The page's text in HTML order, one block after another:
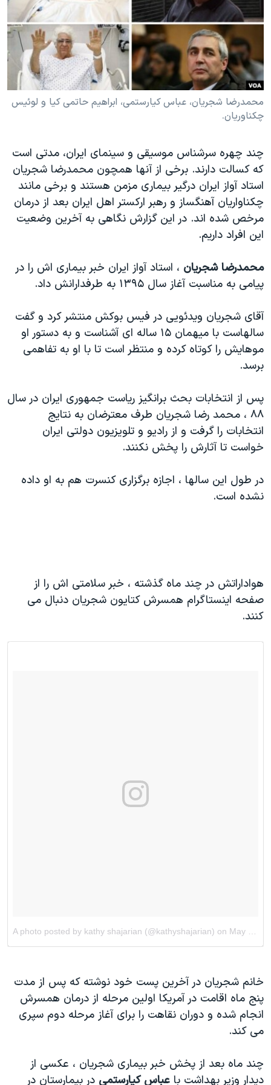
فرهنگ و زندگی
حقوق شهروندی
اقتصادی
علم و فناوری
اسرائیل در جنگ
گالری عکس
مستندها
انتخابات ریاست جمهوری آمریکا ۲۰۲۴
حمله جمهوری اسلامی به اسرائیل
رمز مهسا
ورزش زنان در ایران
اعتراضات زن، زندگی، آزادی
تریبونال مردمی آبان ۹۸
دادگاه حمید نوری
چهل سال گروگان‌گیری
قانون شفافیت دارائی کادر رهبری ایران
اسرائیل در جنگ
همایش محافظه‌کاران آمریکا «سی‌پک»
صفحه‌های ویژه
دنبال کنید
زبانهای مختلف
محمدرضا شجریان، عباس کیارستمی، ابراهیم حاتمی کیا و لوئیس
چکناوریان.
چند چهره سرشناس موسیقی و سینمای ایران، مدتی است
که کسالت دارند. برخی از آنها همچون محمدرضا شجریان
استاد آواز ایران درگیر بیماری مزمن هستند و برخی مانند
چکناواریان آهنگساز و رهبر ارکستر اهل ایران بعد از درمان
مرخص شده اند. در این گزارش نگاهی به آخرین وضعیت
این افراد داریم.
محمدرضا شجریان ، استاد آواز ایران خبر بیماری اش را در
پیامی به مناسبت آغاز سال ۱۳۹۵ به طرفدارانش داد.
آقای شجریان ویدئویی در فیس بوکش منتشر کرد و گفت
سالهاست با میهمان ۱۵ ساله ای آشناست و به دستور او
موهایش را کوتاه کرده و منتظر است تا با او به تفاهمی
برسد.
پس از انتخابات بحث برانگیز ریاست جمهوری ایران در سال
۸۸ ، محمد رضا شجریان طرف معترضان به نتایج
انتخابات را گرفت و از رادیو و تلویزیون دولتی ایران
خواست تا آثارش را پخش نکنند.
در طول این سالها ، اجازه برگزاری کنسرت هم به او داده
نشده است.
هواداراتش در چند ماه گذشته ، خبر سلامتی اش را از
صفحه اینستاگرام همسرش کتایون شجریان دنبال می
کنند.
خانم شجریان در آخرین پست خود نوشته که پس از مدت
پنج ماه اقامت در آمريكا اولين مرحله از درمان همسرش
انجام شده و دوران نقاهت را برای آغاز مرحله دوم سپری
می کند.
چند ماه بعد از پخش خبر بیماری شجریان ، عکسی از
دیدار وزیر بهداشت با عباس کیارستمی در بیمارستان در